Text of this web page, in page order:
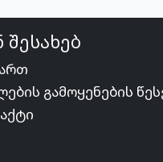
შესახებ
გამოყენების